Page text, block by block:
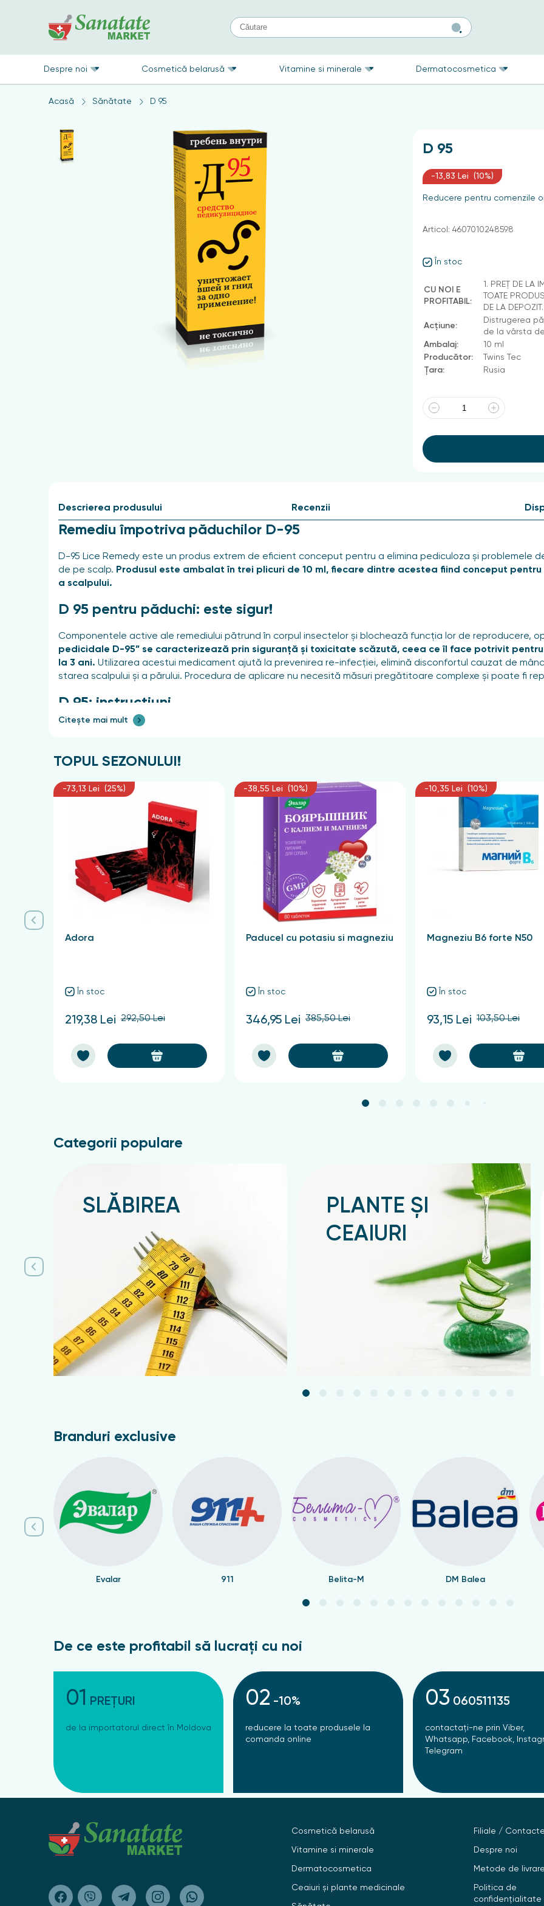
Despre noi Cosmetică belarusă Vitamine si minerale Dermatocosmetica
Acasă Sănătate D 95
D 95
-13,83 Lei (10%)
Reducere pentru comenzile
În stoc
CU NOI E
PROFITABIL:
1. PREȚ DE LA
TOATE
DE LA
Acțiune:
Distrugerea
de la vârsta
Ambalaj:
10 ml
Producător:
Twins Tec
Țara:
Rusia
Articol: 4607010248598
Descrierea produsului
Remediu împotriva păduchilor D-95
D-95 Lice Remedy este un produs extrem de eficient conceput pentru a elimina pediculoza și problemele
de pe scalp. Produsul este ambalat în trei plicuri de 10 ml, fiecare dintre acestea fiind conceput
a scalpului.
D 95 pentru păduchi: este sigur!
Componentele active ale remediului pătrund în corpul insectelor și blochează funcția lor de reproducere,
pedicidale D-95” se caracterizează prin siguranță și toxicitate scăzută, ceea ce îl face potrivit
la 3 ani. Utilizarea acestui medicament ajută la prevenirea re-infecției, elimină disconfortul cauzat de
starea scalpului și a părului. Procedura de aplicare nu necesită măsuri pregătitoare complexe și poate fi
D 95: instrucțiuni
Preparatul se aplică pe părul uscat, prepieptănat. Cantitatea recomandată este de 10 ml (un plic) pentru
distribuie produsul pe întreaga lungime a părului, folosind pieptenele inclus în kit, și se lasă timp de 45 de
părul trebuie spălat cu apă caldă și săpun sau șampon. Se recomandă repetarea procedurii după 7-10 zile.
Medicamentul este conceput pentru a distruge păduchii de cap și ouăle lor la adulți și copii cu vârsta peste
Contraindicații remediu pentru păduchi D 95
Acest produs este destinat numai pentru uz extern. Utilizarea sa nu este recomandată copiilor sub vârsta
timpul alăptării, precum și persoanelor care suferă de boli de piele sau hipersensibilitate la componentele
care poartă lentile de contact trebuie să le îndepărteze. Este necesar să se evite contactul produsului cu
protecție eficientă și scăpați de păduchi cu un produs de calitate care garantat vă va ajuta să faceți față
de la specialiștii noștri!
Citește mai mult
Recenzii
TOPUL SEZONULUI!
-73,13 Lei (25%)
Adora
În stoc
219,38 Lei 292,50 Lei
-38,55 Lei (10%)
Paducel cu potasiu si magneziu
În stoc
346,95 Lei 385,50 Lei
-10,35 Lei (10%)
Magneziu B6 forte N50
În stoc
93,15 Lei 103,50 Lei
Categorii populare
SLĂBIREA
PLANTE ȘI
CEAIURI
Branduri exclusive
Evalar 911 Belita-M DM Balea
De ce este profitabil să lucrați cu noi
01 PREȚURI
de la importatorul direct în Moldova
02 -10%
reducere la toate produsele la
comanda online
03 060511135
contactați-ne prin Viber,
Whatsapp, Facebook,
Telegram
Cosmetică belarusă
Vitamine si minerale
Dermatocosmetica
Ceaiuri și plante medicinale
Filiale / Contacte
Despre noi
Metode de livrare
Politica de
confidențialitate